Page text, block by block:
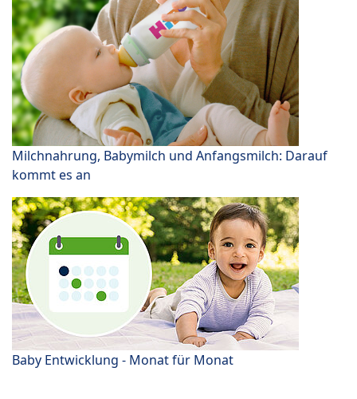
Milchnahrung, Babymilch und Anfangsmilch: Darauf
kommt es an
Baby Entwicklung - Monat für Monat